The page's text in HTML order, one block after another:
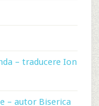
– traducere Ion
– autor Biserica